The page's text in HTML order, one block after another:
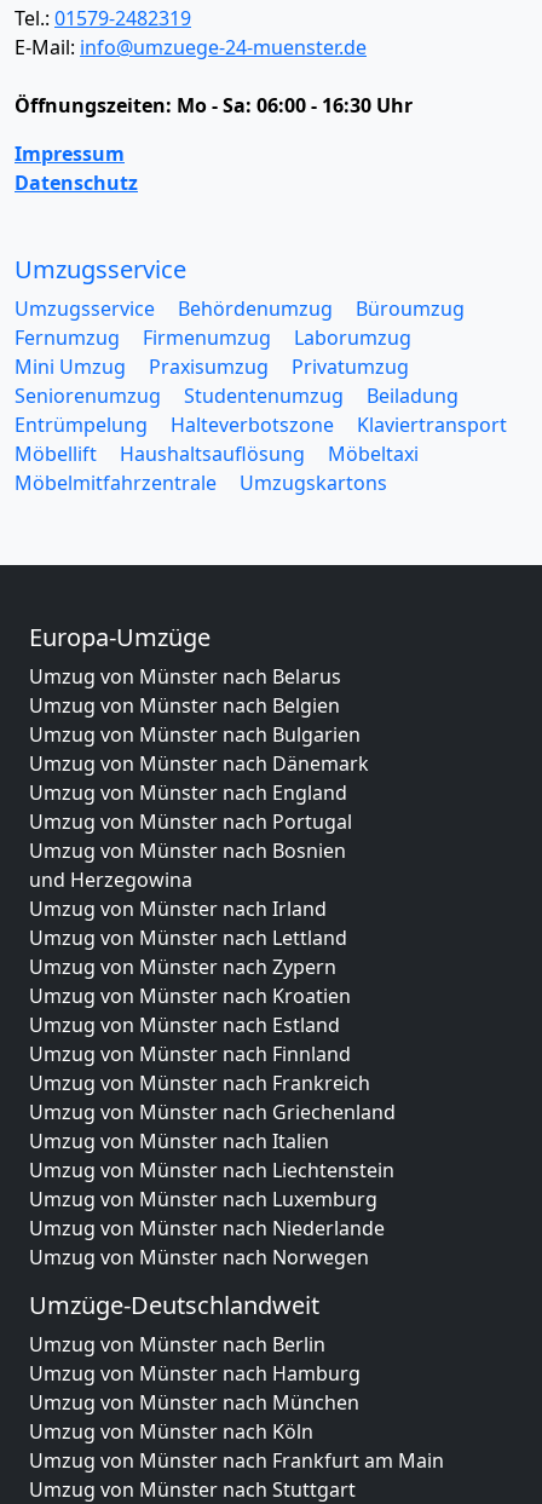
Tel.: 01579-2482319
E-Mail: info@umzuege-24-muenster.de
Öffnungszeiten: Mo - Sa: 06:00 - 16:30 Uhr
Impressum
Datenschutz
Umzugsservice
Umzugsservice Behördenumzug
Büroumzug
Fernumzug
Firmenumzug
Laborumzug
Mini Umzug
Praxisumzug
Privatumzug
Seniorenumzug
Studentenumzug
Beiladung
Entrümpelung
Halteverbotszone
Klaviertransport
Möbellift
Haushaltsauflösung
Möbeltaxi
Möbelmitfahrzentrale
Umzugskartons
Europa-Umzüge
Umzug von Münster nach Belarus
Umzug von Münster nach Belgien
Umzug von Münster nach Bulgarien
Umzug von Münster nach Dänemark
Umzug von Münster nach England
Umzug von Münster nach Portugal
Umzug von Münster nach Bosnien
und Herzegowina
Umzug von Münster nach Irland
Umzug von Münster nach Lettland
Umzug von Münster nach Zypern
Umzug von Münster nach Kroatien
Umzug von Münster nach Estland
Umzug von Münster nach Finnland
Umzug von Münster nach Frankreich
Umzug von Münster nach Griechenland
Umzug von Münster nach Italien
Umzug von Münster nach Liechtenstein
Umzug von Münster nach Luxemburg
Umzug von Münster nach Niederlande
Umzug von Münster nach Norwegen
Umzüge-Deutschlandweit
Umzug von Münster nach Berlin
Umzug von Münster nach Hamburg
Umzug von Münster nach München
Umzug von Münster nach Köln
Umzug von Münster nach Frankfurt am Main
Umzug von Münster nach Stuttgart